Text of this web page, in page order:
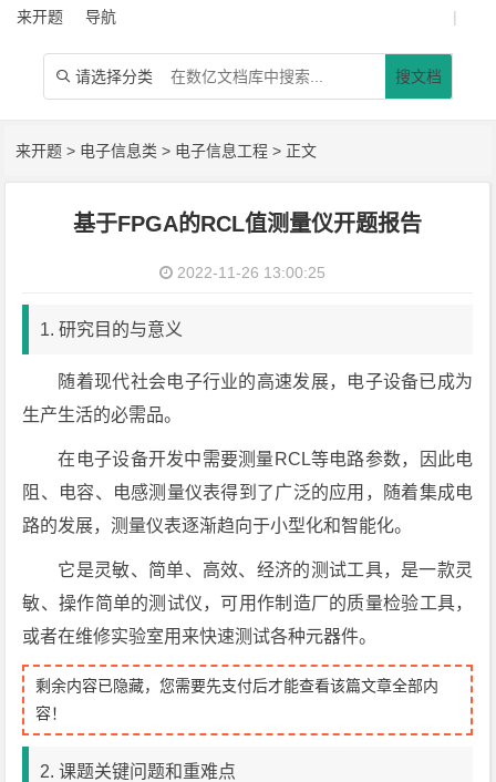
来开题 导航 |
 请选择分类 搜文档
来开题 > 电子信息类 > 电子信息工程 > 正文
基于FPGA的RCL值测量仪开题报告
2022-11-26 13:00:25
1. 研究目的与意义
随着现代社会电子行业的高速发展，电子设备已成为
生产生活的必需品。
在电子设备开发中需要测量RCL等电路参数，因此电
阻、电容、电感测量仪表得到了广泛的应用，随着集成电
路的发展，测量仪表逐渐趋向于小型化和智能化。
它是灵敏、简单、高效、经济的测试工具，是一款灵
敏、操作简单的测试仪，可用作制造厂的质量检验工具，
或者在维修实验室用来快速测试各种元器件。
剩余内容已隐藏，您需要先支付后才能查看该篇文章全部内
容！
2. 课题关键问题和重难点